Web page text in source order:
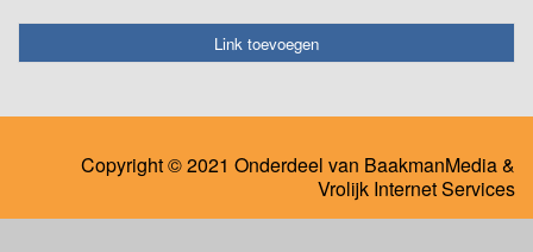
Link toevoegen
Copyright © 2021 Onderdeel van BaakmanMedia&
Vrolijk Internet Services